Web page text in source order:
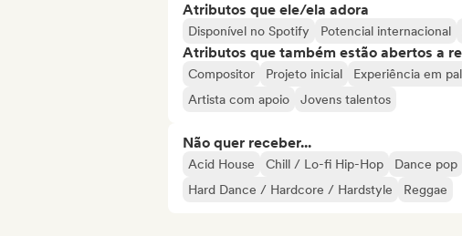
Atributos que ele/ela adora
Disponível no Spotify Potencial internacional
Atributos que também estão abertos a
Compositor Projeto inicial Experiência em
Artista com apoio
Jovens talentos
Não quer receber...
Acid House Chill / Lo-fi Hip-Hop Dance pop
Hard Dance / Hardcore / Hardstyle
Reggae